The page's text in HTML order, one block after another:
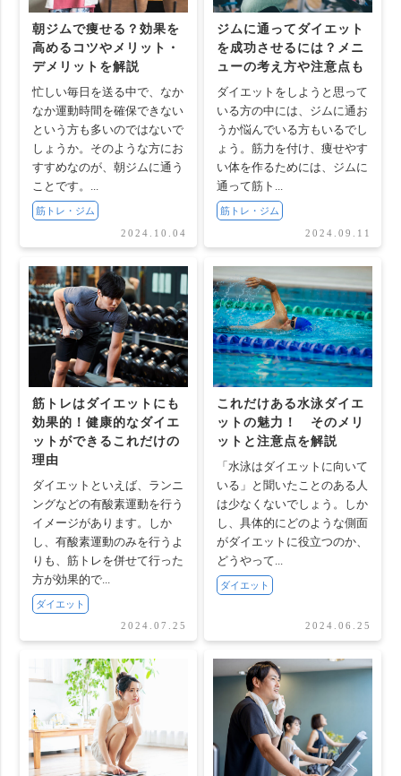
朝ジムで痩せる？効果を
高めるコツやメリット・
デメリットを解説
忙しい毎日を送る中で、なか
なか運動時間を確保できない
という方も多いのではないで
しょうか。そのような方にお
すすめなのが、朝ジムに通う
ことです。...
筋トレ・ジム
2024.10.04
ジムに通ってダイエット
を成功させるには？メニ
ューの考え方や注意点も
ダイエットをしようと思って
いる方の中には、ジムに通お
うか悩んでいる方もいるでし
ょう。筋力を付け、痩せやす
い体を作るためには、ジムに
通って筋ト...
筋トレ・ジム
2024.09.11
筋トレはダイエットにも
効果的！健康的なダイエ
ットができるこれだけの
理由
ダイエットといえば、ランニ
ングなどの有酸素運動を行う
イメージがあります。しか
し、有酸素運動のみを行うよ
りも、筋トレを併せて行った
方が効果的で...
ダイエット
2024.07.25
これだけある水泳ダイエ
ットの魅力！ そのメリ
ットと注意点を解説
「水泳はダイエットに向いて
いる」と聞いたことのある人
は少なくないでしょう。しか
し、具体的にどのような側面
がダイエットに役立つのか、
どうやって...
ダイエット
2024.06.25